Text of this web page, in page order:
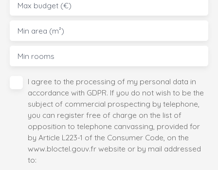
Max budget (€)
Min area (m²)
Min rooms
I agree to the processing of my personal data in
accordance with GDPR. If you do not wish to be the
subject of commercial prospecting by telephone,
you can register free of charge on the list of
opposition to telephone canvassing, provided for
by Article L223-1 of the Consumer Code, on the
www.bloctel.gouv.fr website or by mail addressed
to: